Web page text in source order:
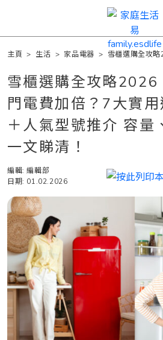
主頁 > 生活 > 家品電器 > 雪櫃選購全攻
雪櫃選購全攻略2026
門電費加倍？7大實
＋人氣型號推介 容量
一文睇清！
編輯: 編輯部
日期: 01.02.2026